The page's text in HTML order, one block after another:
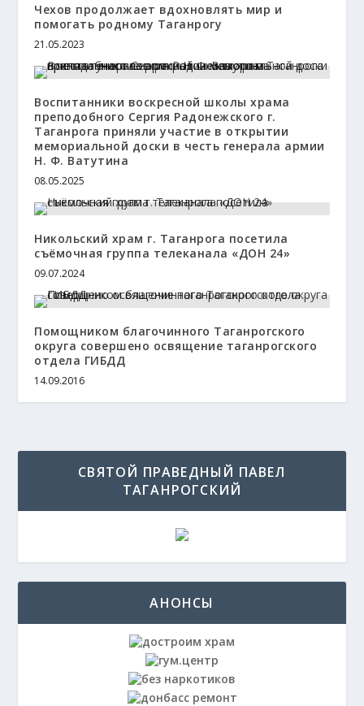
Чехов продолжает вдохновлять мир и
помогать родному Таганрогу
21.05.2023
Воспитанники воскресной школы храма
преподобного Сергия Радонежского г.
Таганрога приняли участие в открытии
мемориальной доски в честь генерала армии
Н. Ф. Ватутина
08.05.2025
Никольский храм г. Таганрога посетила
съёмочная группа телеканала «ДОН 24»
09.07.2024
Помощником благочинного Таганрогского
округа совершено освящение таганрогского
отдела ГИБДД
14.09.2016
СВЯТОЙ ПРАВЕДНЫЙ ПАВЕЛ
ТАГАНРОГСКИЙ
АНОНСЫ